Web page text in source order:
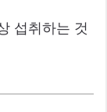
섭취하는 것